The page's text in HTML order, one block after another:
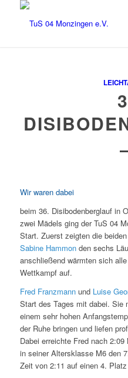
Wir waren dabei
beim 36. Disibodenberglauf in
zwei Mädels ging der TuS 04
Start. Zuerst zeigten die
Sabine Hammonden sechs
anschließend wärmten sich
Wettkampf auf.
Fred Franzmannund Luise
Start des Tages mit dabei. Sie
einem sehr hohen
der Ruhe bringen und liefen
Dabei erreichte Fred nach
in seiner Altersklasse M6 den
Zeit von 2:11 auf einen 4.